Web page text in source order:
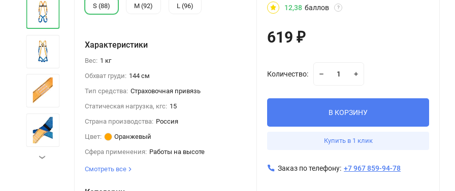
›
S (88) M (92) L (96)
Характеристики
Вес: 1 кг
Обхват груди: 144 см
Тип средства: Страховочная привязь
Статическая нагрузка, кгс: 15
Страна производства: Россия
Цвет:
Оранжевый
Сфера применения: Работы на высоте
Смотреть все
12,38 баллов ?
619₽
Количество:
В КОРЗИНУ
Купить в 1 клик
Заказ по телефону: +7 967 859-94-78